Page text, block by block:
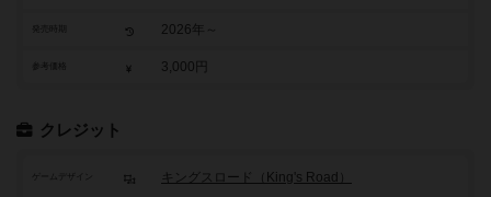
2026年～
3,000円
クレジット
キングスロード（King's Road）